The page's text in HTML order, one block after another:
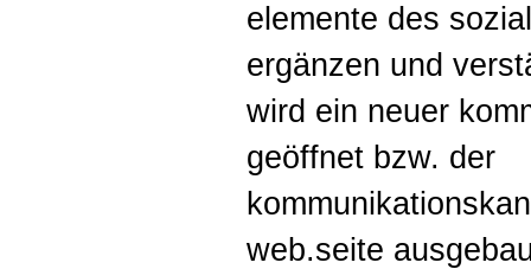
elemente des
ergänzen und
wird ein neuer
geöffnet bzw. der
web.seite